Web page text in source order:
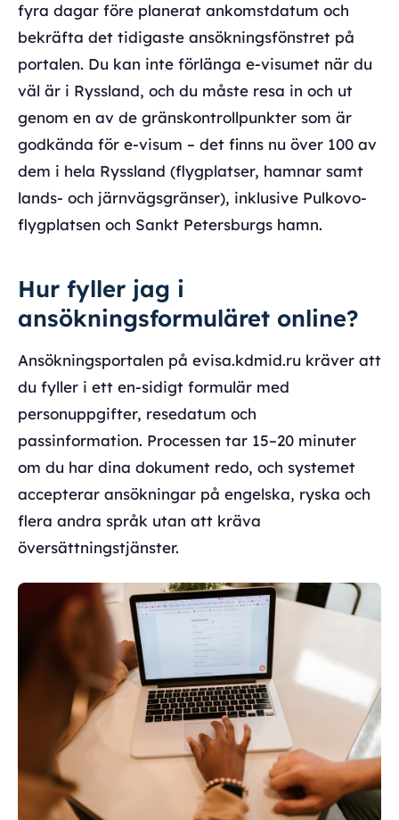
fyra dagar före planerat ankomstdatum och
bekräfta det tidigaste ansökningsfönstret på
portalen. Du kan inte förlänga e-visumet när du
väl är i Ryssland, och du måste resa in och ut
genom en av de gränskontrollpunkter som är
godkända för e-visum – det finns nu över 100 av
dem i hela Ryssland (flygplatser, hamnar samt
lands- och järnvägsgränser), inklusive Pulkovo-
flygplatsen och Sankt Petersburgs hamn.
Hur fyller jag i
ansökningsformuläret online?
Ansökningsportalen på evisa.kdmid.ru kräver att
du fyller i ett en-sidigt formulär med
personuppgifter, resedatum och
passinformation. Processen tar 15–20 minuter
om du har dina dokument redo, och systemet
accepterar ansökningar på engelska, ryska och
flera andra språk utan att kräva
översättningstjänster.